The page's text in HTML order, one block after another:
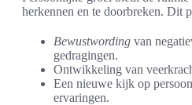
herkennen en te doorbreken. Dit
Bewustwording van
gedragingen.
Ontwikkeling van
Een nieuwe kijk op
ervaringen.